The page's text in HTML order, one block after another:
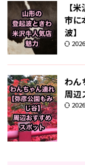
【
市に
波】
わん
周辺